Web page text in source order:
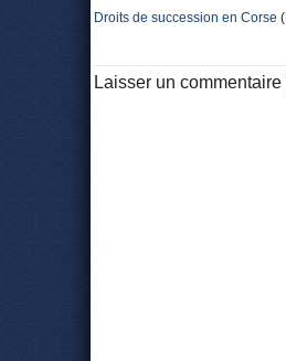
Droits de succession en Corse
Laisser un commentaire